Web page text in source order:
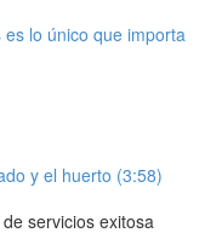
lo único que importa
y el huerto (3:58)
servicios exitosa